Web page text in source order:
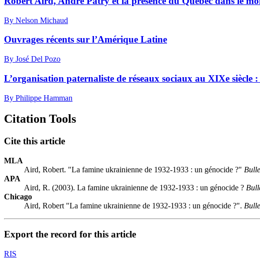
By Nelson Michaud
Ouvrages récents sur l’Amérique Latine
By José Del Pozo
L’organisation paternaliste de réseaux sociaux au XIXe
By Philippe Hamman
Citation Tools
Cite this article
MLA
Aird, Robert. "La famine ukrainienne de 1932-1933 : un génocide ?"
APA
Aird, R. (2003). La famine ukrainienne de 1932-1933 : un génocide ?
Chicago
Aird, Robert "La famine ukrainienne de 1932-1933 : un génocide ?".
Export the record for this article
RIS